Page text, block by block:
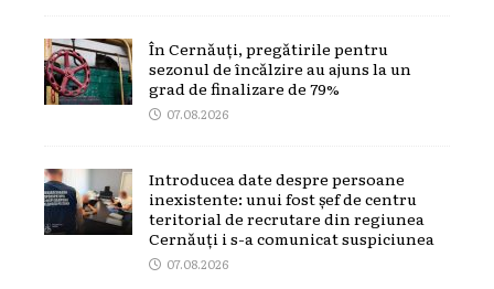
În Cernăuți, pregătirile pentru
sezonul de încălzire au ajuns la un
grad de finalizare de 79%
07.08.2026
Introducea date despre persoane
inexistente: unui fost șef de centru
teritorial de recrutare din regiunea
Cernăuți i s-a comunicat suspiciunea
07.08.2026